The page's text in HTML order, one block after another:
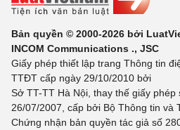
Bản quyền © 2000-2026 bởi
INCOM Communications ., JSC
Giấy phép thiết lập trang Thông tin
TTĐT cấp ngày 29/10/2010 bởi
Sở TT-TT Hà Nội, thay thế giấy phép
26/07/2007, cấp bởi Bộ Thông tin và
Chứng nhận bản quyền tác giả số